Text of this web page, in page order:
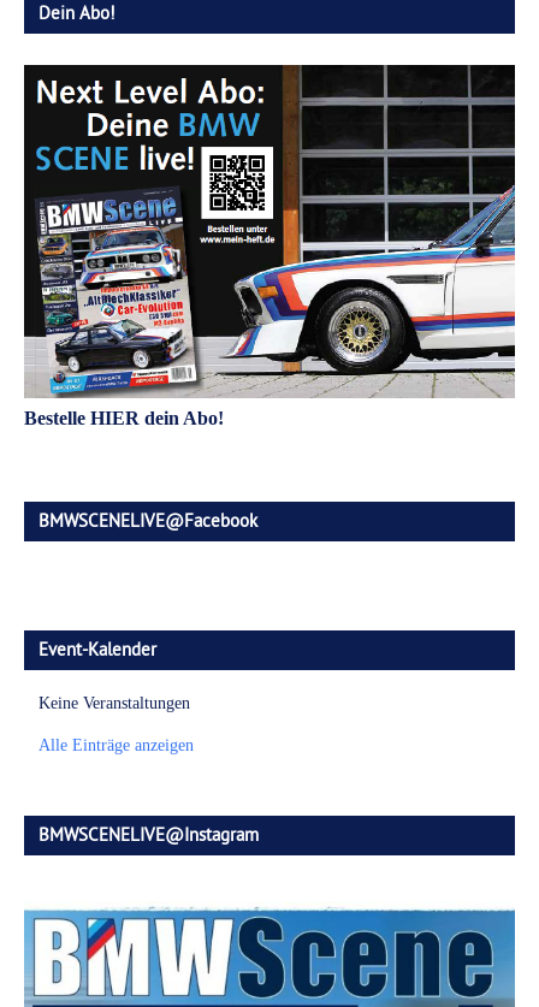
Dein Abo!
Bestelle HIER dein Abo!
BMWSCENELIVE@Facebook
Event-Kalender
Keine Veranstaltungen
Alle Einträge anzeigen
BMWSCENELIVE@Instagram